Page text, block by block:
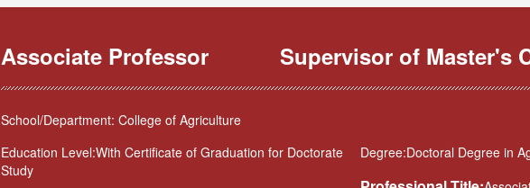
Associate Professor Supervisor of Master's
School/Department: College of Agriculture
Education Level:With Certificate of Graduation for Doctorate
Study
Degree:Doctoral Degree in